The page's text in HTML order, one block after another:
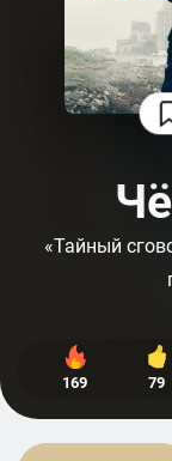
«Тайный
169 79